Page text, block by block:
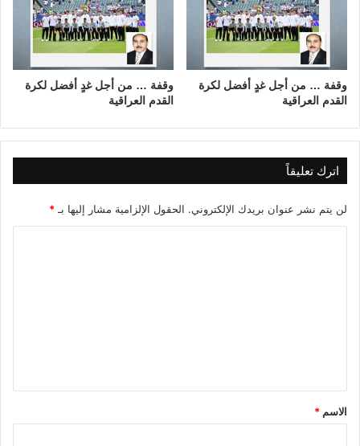
ا
ة
وقفة … من أجل غدٍ أفضل لكرة
القدم العراقية
وقفة … من أجل غدٍ أفضل لكرة
القدم العراقية
اترك تعليقاً
لن يتم نشر عنوان بريدك الإلكتروني. الحقول الإلزامية مشار إليها بـ *
*
الاسم *